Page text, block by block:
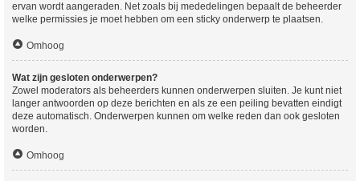
ervan wordt aangeraden. Net zoals bij mededelingen bepaalt de beheerder
welke permissies je moet hebben om een sticky onderwerp te plaatsen.
Omhoog
Wat zijn gesloten onderwerpen?
Zowel moderators als beheerders kunnen onderwerpen sluiten. Je kunt niet
langer antwoorden op deze berichten en als ze een peiling bevatten eindigt
deze automatisch. Onderwerpen kunnen om welke reden dan ook gesloten
worden.
Omhoog